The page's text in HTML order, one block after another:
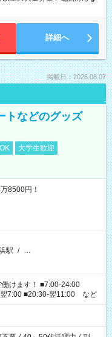
詳細へ
掲載日：2026.08.07
トなどのグッズ
大学生歓迎
8500円！
駅 / …
働けます！ ■7:00-24:00
7:00 ■20:30-翌11:00 など